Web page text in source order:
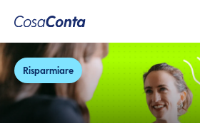
Risparmiare